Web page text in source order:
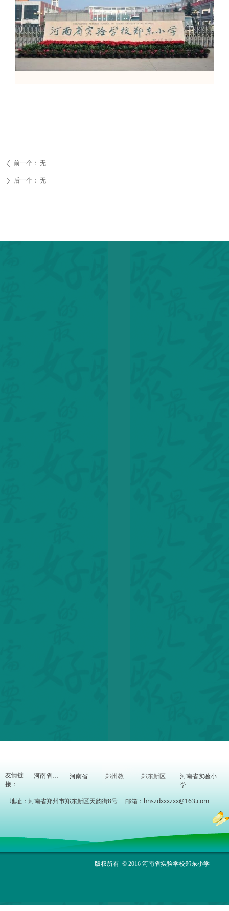
ꄴ 前一个： 无
ꄲ 后一个： 无
地址：河南省郑州市郑东新区天韵街8号 邮箱：hnszdxxxzxx@163.com
版权所有 © 2016 河南省实验学校郑东小学
河南省实验小
学
郑东新区教体局
友情链
接：
郑州教育信息网
河南省教育厅 河南省教研室